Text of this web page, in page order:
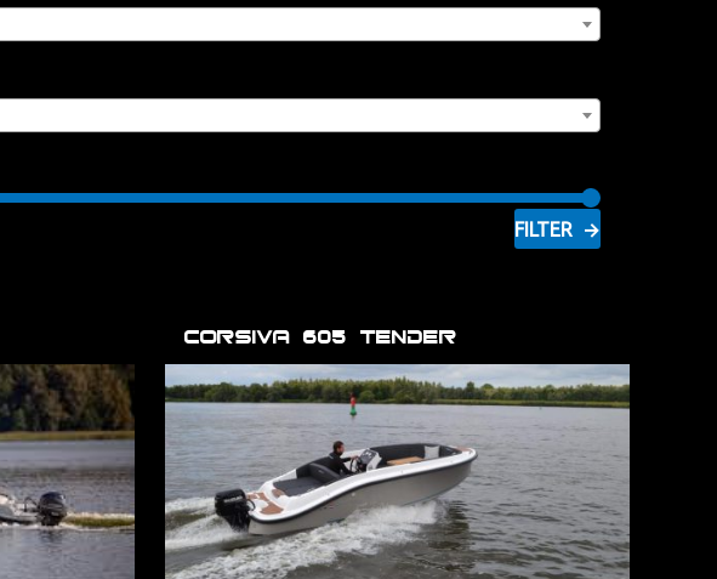
FILTER
Corsiva 605 Tender